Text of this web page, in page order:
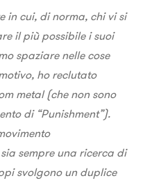
in cui, di norma, chi vi si
il più possibile i suoi
spaziare nelle cose
ho reclutato
metal (che non sono
di “Punishment”).
sempre una ricerca di
svolgono un duplice